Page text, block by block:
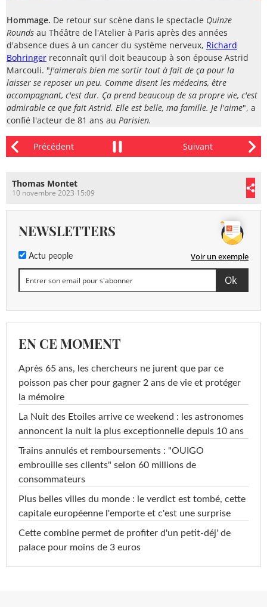
Hommage. De retour sur scène dans le spectacle Quinze
Rounds au Théâtre de l'Atelier à Paris après des années
d'absence dues à un cancer du système nerveux, Richard
Bohringer reconnaît qu'il doit beaucoup à son épouse Astrid
Marcouli. "J'aimerais bien me sortir tout à fait de ça pour la
laisser se reposer un peu. Comme disent les médecins, être
accompagnant, c'est dur. Ça prend beaucoup de sa propre vie, c'est
admirable ce que fait Astrid. Elle est belle, ma famille. Je l'aime", a
confié l'acteur de 81 ans au Parisien.
Thomas Montet
10 novembre 2023 15:09
NEWSLETTERS
Actu people Voir un exemple
EN CE MOMENT
Après 65 ans, les chercheurs ne jurent que par ce
poisson pas cher pour gagner 2 ans de vie et protéger
la mémoire
La Nuit des Etoiles arrive ce weekend : les astronomes
annoncent la nuit la plus exceptionnelle depuis 10 ans
Trains annulés et remboursements : "OUIGO
embrouille ses clients" selon 60 millions de
consommateurs
Plus belles villes du monde : le verdict est tombé, cette
capitale européenne l'emporte et c'est une surprise
Cette combine permet de profiter d'un petit-déj' de
palace pour moins de 3 euros